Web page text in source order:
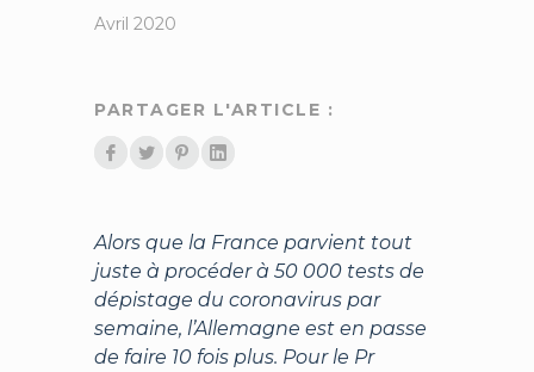
Avril 2020
PARTAGER L'ARTICLE :
Alors que la France parvient tout
juste à procéder à 50 000 tests de
dépistage du coronavirus par
semaine, l’Allemagne est en passe
de faire 10 fois plus. Pour le Pr